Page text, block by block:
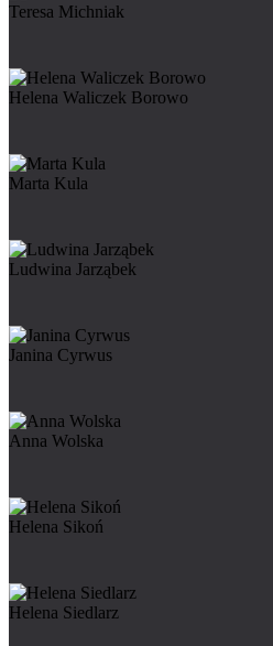
Teresa Michniak
Helena Waliczek Borowo
Marta Kula
Ludwina Jarząbek
Janina Cyrwus
Anna Wolska
Helena Sikoń
Helena Siedlarz